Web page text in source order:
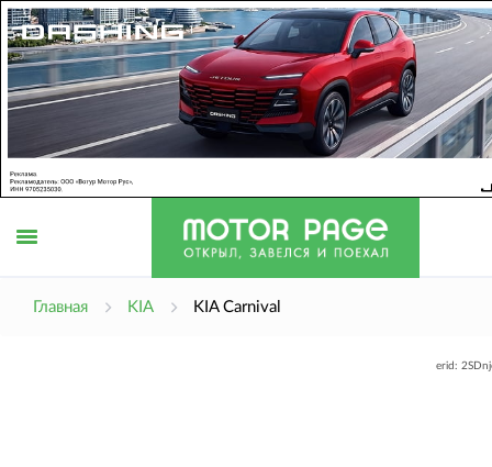
Главная KIA KIA Carnival
erid: